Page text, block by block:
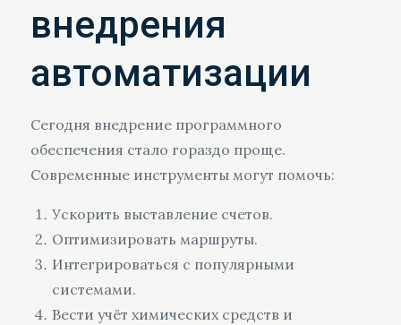
внедрения
автоматизации
Сегодня внедрение программного
обеспечения стало гораздо проще.
Современные инструменты могут помочь:
Ускорить выставление счетов.
Оптимизировать маршруты.
Интегрироваться с популярными
системами.
Вести учёт химических средств и